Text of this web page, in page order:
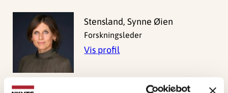
Stensland, Synne Øien
Forskningsleder
Vis profil